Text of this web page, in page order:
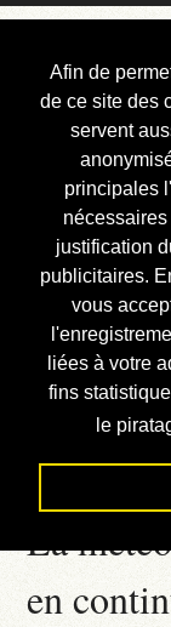
Afin de
de ce site des
servent
principales
justification
publicitaires.
vous
liées à votre
fins
le
Blog
Bienvenue
Réalisations
Divers (et d’été)
Annonces
Liens externes
Téléchargement
Contact
La
en